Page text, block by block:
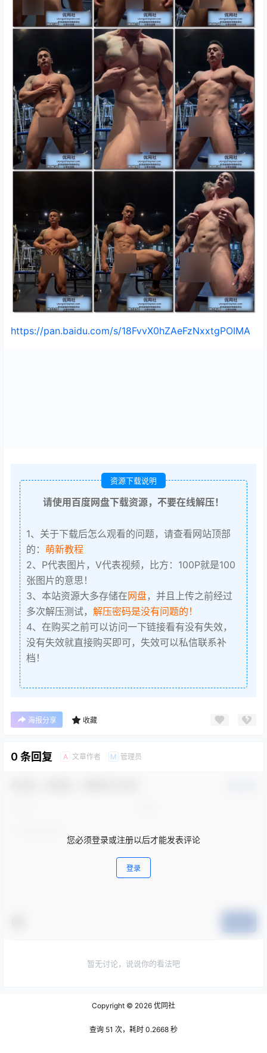
https://pan.baidu.com/s/18FvvX0hZAeFzNxxtgPOIMA
资源下载说明
请使用百度网盘下载资源，不要在线解压！
1、关于下载后怎么观看的问题，请查看网站顶部
的： 萌新教程
2、P代表图片，V代表视频，比方：100P就是100
张图片的意思！
3、本站资源大多存储在网盘，并且上传之前经过
多次解压测试， 解压密码是没有问题的！
4、在购买之前可以访问一下链接看有没有失效，
没有失效就直接购买即可，失效可以私信联系补
档！
海报分享 收藏
0 条回复 A 文章作者 M 管理员
您必须登录或注册以后才能发表评论
登录
暂无讨论，说说你的看法吧
Copyright © 2026 优同社
查询 51 次，耗时 0.2668 秒